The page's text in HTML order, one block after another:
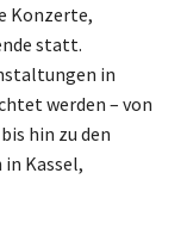
Konzerte,
statt.
in
werden – von
hin zu den
Kassel,